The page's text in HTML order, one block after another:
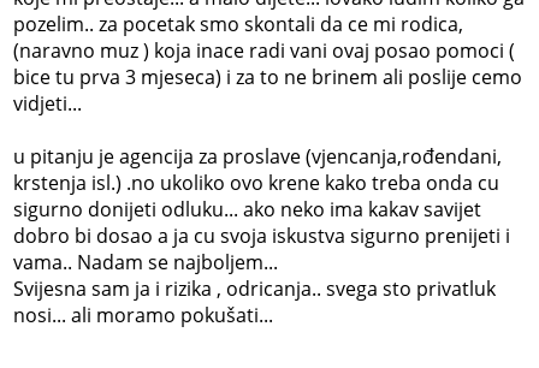
pozelim.. za pocetak smo skontali da ce mi rodica,
(naravno muz ) koja inace radi vani ovaj posao pomoci (
bice tu prva 3 mjeseca) i za to ne brinem ali poslije cemo
vidjeti...
u pitanju je agencija za proslave (vjencanja,rođendani,
krstenja isl.) .no ukoliko ovo krene kako treba onda cu
sigurno donijeti odluku... ako neko ima kakav savijet
dobro bi dosao a ja cu svoja iskustva sigurno prenijeti i
vama.. Nadam se najboljem...
Svijesna sam ja i rizika , odricanja.. svega sto privatluk
nosi... ali moramo pokušati...